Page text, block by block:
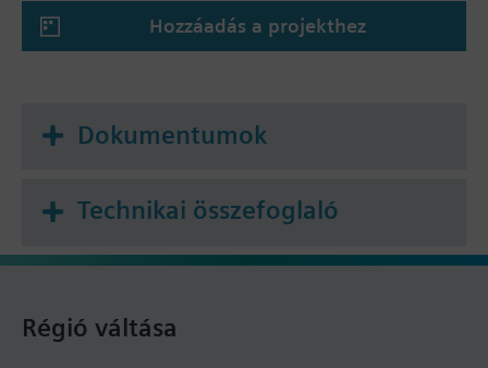
Hozzáadás a projekthez
Dokumentumok
Technikai összefoglaló
Régió váltása